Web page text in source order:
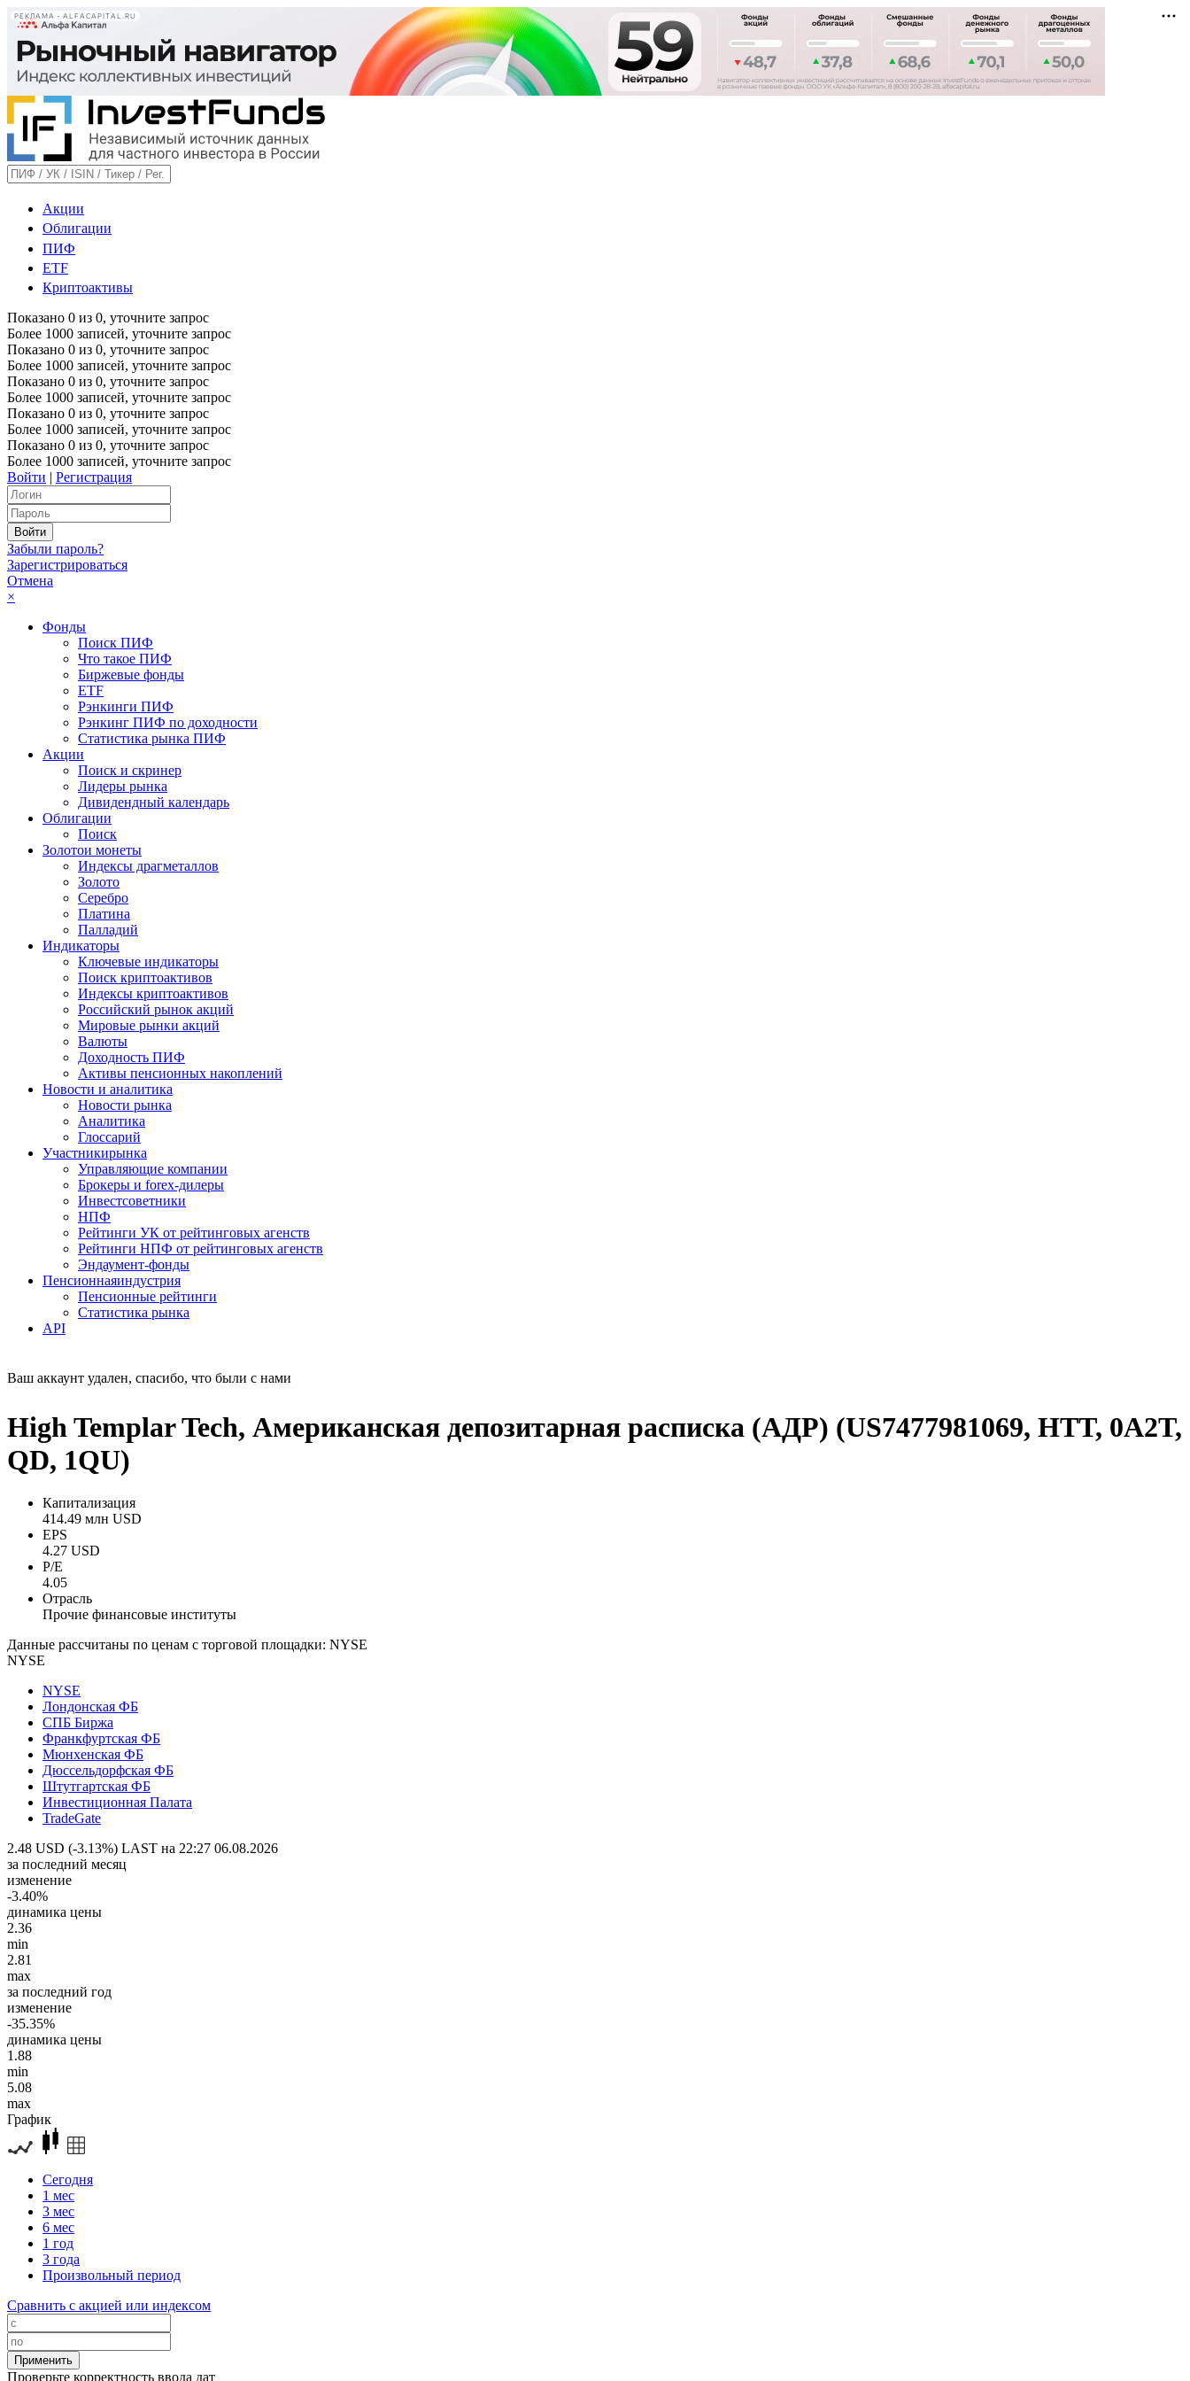
РЕКЛАМА • ALFACAPITAL.RU
Акции
Облигации
ПИФ
ETF
Криптоактивы
Показано 0 из 0, уточните запрос
Более 1000 записей, уточните запрос
Показано 0 из 0, уточните запрос
Более 1000 записей, уточните запрос
Показано 0 из 0, уточните запрос
Более 1000 записей, уточните запрос
Показано 0 из 0, уточните запрос
Более 1000 записей, уточните запрос
Показано 0 из 0, уточните запрос
Более 1000 записей, уточните запрос
Войти | Регистрация
Забыли пароль?
Зарегистрироваться
Отмена
×
Фонды
Поиск ПИФ
Что такое ПИФ
Биржевые фонды
ETF
Рэнкинги ПИФ
Рэнкинг ПИФ по доходности
Статистика рынка ПИФ
Акции
Поиск и скринер
Лидеры рынка
Дивидендный календарь
Облигации
Поиск
Золотои монеты
Индексы драгметаллов
Золото
Серебро
Платина
Палладий
Индикаторы
Ключевые индикаторы
Поиск криптоактивов
Индексы криптоактивов
Российский рынок акций
Мировые рынки акций
Валюты
Доходность ПИФ
Активы пенсионных накоплений
Новости и аналитика
Новости рынка
Аналитика
Глоссарий
Участникирынка
Управляющие компании
Брокеры и forex-дилеры
Инвестсоветники
НПФ
Рейтинги УК от рейтинговых агенств
Рейтинги НПФ от рейтинговых агенств
Эндаумент-фонды
Пенсионнаяиндустрия
Пенсионные рейтинги
Статистика рынка
API
Ваш аккаунт удален, спасибо, что были с нами
High Templar Tech, Американская депозитарная расписка (АДР) (US7477981069, HTT, 0A2T,
QD, 1QU)
Капитализация
414.49 млн USD
EPS
4.27 USD
P/E
4.05
Отрасль
Прочие финансовые институты
Данные рассчитаны по ценам с торговой площадки: NYSE
NYSE
NYSE
Лондонская ФБ
СПБ Биржа
Франкфуртская ФБ
Мюнхенская ФБ
Дюссельдорфская ФБ
Штутгартская ФБ
Инвестиционная Палата
TradeGate
2.48 USD (-3.13%) LAST на 22:27 06.08.2026
за последний месяц
изменение
-3.40%
динамика цены
2.36
min
2.81
max
за последний год
изменение
-35.35%
динамика цены
1.88
min
5.08
max
График
Сегодня
1 мес
3 мес
6 мес
1 год
3 года
Произвольный период
Сравнить с акцией или индексом
Проверьте корректность ввода дат